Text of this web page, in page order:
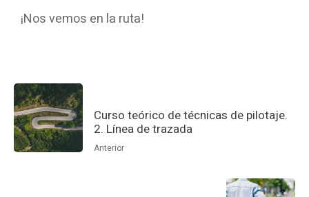
¡Nos vemos en la ruta!
Curso teórico de técnicas de pilotaje.
2. Línea de trazada
Anterior